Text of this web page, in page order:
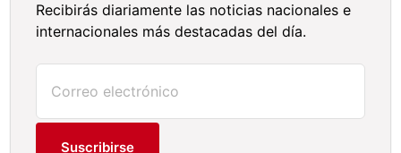
Recibirás diariamente las noticias nacionales e
internacionales más destacadas del día.
Suscribirse